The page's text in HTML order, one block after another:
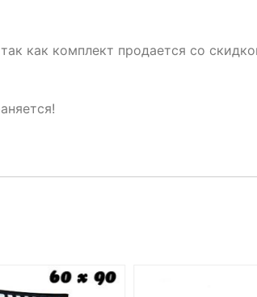
как комплект продается со